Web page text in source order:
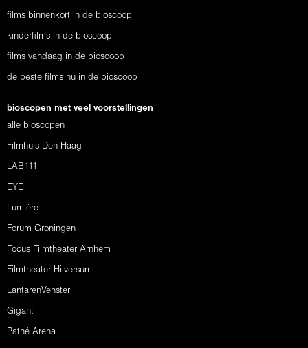
films binnenkort in de bioscoop
kinderfilms in de bioscoop
films vandaag in de bioscoop
de beste films nu in de bioscoop
bioscopen met veel voorstellingen
alle bioscopen
Filmhuis Den Haag
LAB111
EYE
Lumière
Forum Groningen
Focus Filmtheater Arnhem
Filmtheater Hilversum
LantarenVenster
Gigant
Pathé Arena